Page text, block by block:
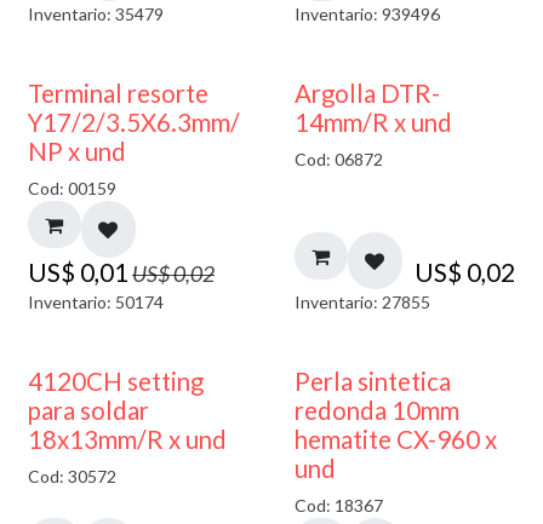
Inventario: 35479 Inventario: 939496
50% DESCUENTO
Terminal resorte
Y17/2/3.5X6.3mm/
NP x und
Cod: 00159
US$ 0,01 US$0,02
Inventario: 50174
Argolla DTR-
14mm/R x und
Cod: 06872
US$ 0,02
Inventario: 27855
4120CH setting
para soldar
18x13mm/R x und
Cod: 30572
Perla sintetica
redonda 10mm
hematite CX-960 x
und
Cod: 18367